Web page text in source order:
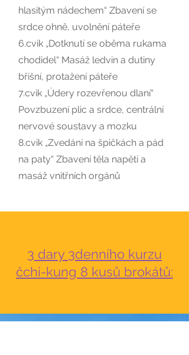
hlasitým nádechem“ Zbavení se
srdce ohně, uvolnění páteře
6.cvik „Dotknutí se oběma rukama
chodidel“ Masáž ledvin a dutiny
břišní, protažení páteře
7.cvik „Údery rozevřenou dlaní“
Povzbuzení plic a srdce, centrální
nervové soustavy a mozku
8.cvik „Zvedání na špičkách a pád
na paty“ Zbavení těla napětí a
masáž vnitřních orgánů
3 dary 3denního kurzu
čchi-kung 8 kusů brokátů: